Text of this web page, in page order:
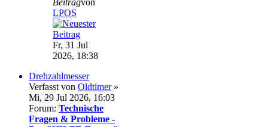
LPOS
Fr, 31 Jul
2026, 18:38
Drehzahlmesser
Verfasst von Oldtimer»
Mi, 29 Jul 2026, 16:03
Forum: Technische
Fragen & Probleme -